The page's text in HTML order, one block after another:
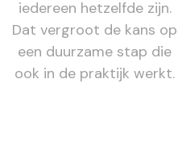
iedereen hetzelfde zijn.
Dat vergroot de kans op
een duurzame stap die
ook in de praktijk werkt.